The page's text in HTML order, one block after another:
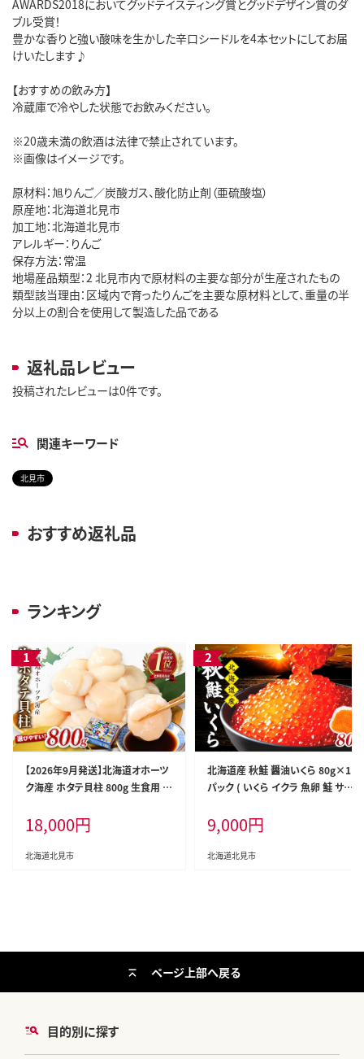
AWARDS2018においてグッドテイスティング賞とグッドデザイン賞のダ
ブル受賞！
豊かな香りと強い酸味を生かした辛口シードルを4本セットにしてお届
けいたします♪
【おすすめの飲み方】
冷蔵庫で冷やした状態でお飲みください。
※20歳未満の飲酒は法律で禁止されています。
※画像はイメージです。
原材料：旭りんご／炭酸ガス、酸化防止剤（亜硫酸塩）
原産地：北海道北見市
加工地：北海道北見市
アレルギー：りんご
保存方法：常温
地場産品類型：2 北見市内で原材料の主要な部分が生産されたもの
類型該当理由：区域内で育ったりんごを主要な原材料として、重量の半
分以上の割合を使用して製造した品である
返礼品レビュー
投稿されたレビューは0件です。
関連キーワード
北見市
おすすめ返礼品
ランキング
【2026年9月発送】北海道オホーツ
ク海産 ホタテ貝柱 800g 生食用 (
たて お刺身 刺身 貝柱 海鮮丼 帆立
貝柱 人気 ふるさと納税 ホタテ )【0
37-0016】
18,000円
北海道北見市
北海道産 秋鮭 醤油いくら 80g×1
パック ( いくら イクラ 魚卵 鮭 サケ
海道産 ふるさと納税 秋鮭 )【233-0
001】
9,000円
北海道北見市
目的別に探す
ページ上部へ戻る